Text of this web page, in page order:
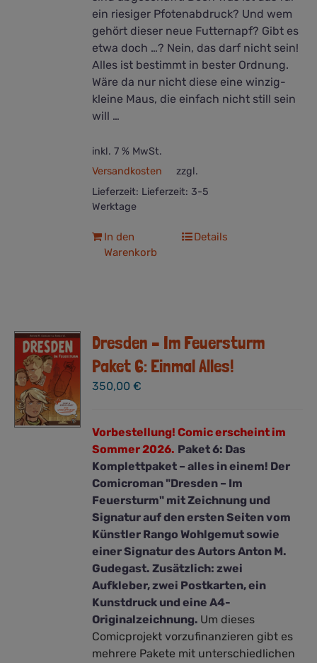
ein riesiger Pfotenabdruck? Und wem
gehört dieser neue Futternapf? Gibt es
etwa doch …? Nein, das darf nicht sein!
Alles ist bestimmt in bester Ordnung.
Wäre da nur nicht diese eine winzig-
kleine Maus, die einfach nicht still sein
will …
inkl. 7 % MwSt.
zzgl.
Versandkosten
Lieferzeit: Lieferzeit: 3-5
Werktage
In den
Warenkorb
Details
Dresden – Im Feuersturm
Paket 6: Einmal Alles!
350,00€
Vorbestellung! Comic erscheint im
Sommer 2026. Paket 6: Das
Komplettpaket – alles in einem! Der
Comicroman "Dresden – Im
Feuersturm" mit Zeichnung und
Signatur auf den ersten Seiten vom
Künstler Rango Wohlgemut sowie
einer Signatur des Autors Anton M.
Gudegast. Zusätzlich: zwei
Aufkleber, zwei Postkarten, ein
Kunstdruck und eine A4-
Originalzeichnung. Um dieses
Comicprojekt vorzufinanzieren gibt es
mehrere Pakete mit unterschiedlichen